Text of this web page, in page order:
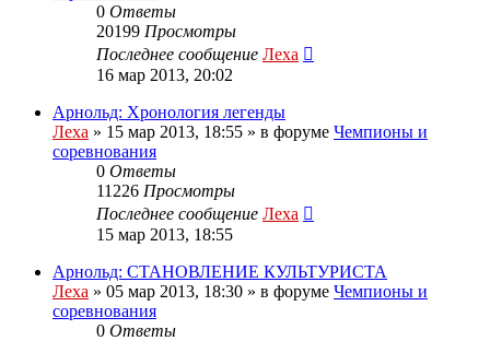
0 Ответы
20199 Просмотры
Последнее сообщение Леха
16 мар 2013, 20:02
Арнольд: Хронология легенды
Леха » 15 мар 2013, 18:55 » в форуме Чемпионы и
соревнования
0 Ответы
11226 Просмотры
Последнее сообщение Леха
15 мар 2013, 18:55
Арнольд: СТАНОВЛЕНИЕ КУЛЬТУРИСТА
Леха » 05 мар 2013, 18:30 » в форуме Чемпионы и
соревнования
0 Ответы